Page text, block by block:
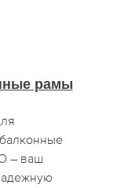
рамы
– ваш